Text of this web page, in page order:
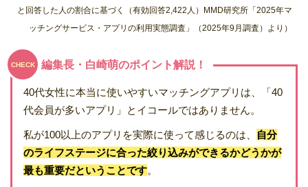
と回答した人の割合に基づく（有効回答2,422人）MMD研究所「2025年マ
ッチングサービス・アプリの利用実態調査」（2025年9月調査）より）
CHECK 編集長・白崎萌のポイント解説！
40代女性に本当に使いやすいマッチングアプリは、「40
代会員が多いアプリ」とイコールではありません。
私が100以上のアプリを実際に使って感じるのは、
自分
のライフステージに合った絞り込みができるかどうかが
最も重要だということです。